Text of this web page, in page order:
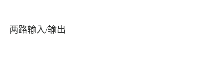
两路输入/输出